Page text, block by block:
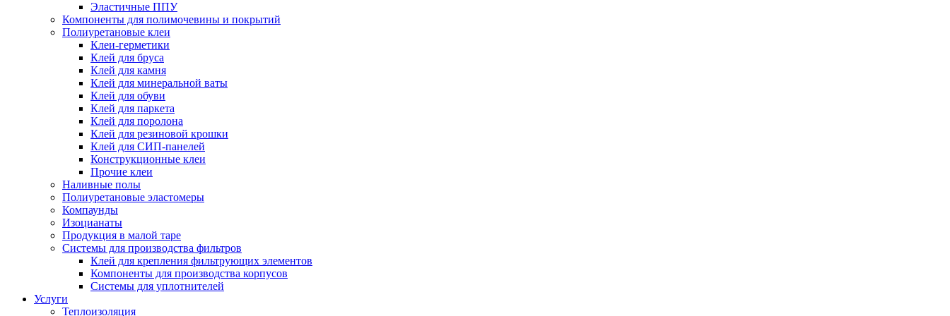
Эластичные ППУ
Компоненты для полимочевины и покрытий
Полиуретановые клеи
Клеи-герметики
Клей для бруса
Клей для камня
Клей для минеральной ваты
Клей для обуви
Клей для паркета
Клей для поролона
Клей для резиновой крошки
Клей для СИП-панелей
Конструкционные клеи
Прочие клеи
Наливные полы
Полиуретановые эластомеры
Компаунды
Изоцианаты
Продукция в малой таре
Системы для производства фильтров
Клей для крепления фильтрующих элементов
Компоненты для производства корпусов
Системы для уплотнителей
Услуги
Теплоизоляция